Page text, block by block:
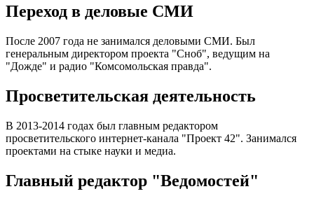
Переход в деловые СМИ
После 2007 года не занимался деловыми СМИ. Был
генеральным директором проекта "Сноб", ведущим на
"Дожде" и радио "Комсомольская правда".
Просветительская деятельность
В 2013-2014 годах был главным редактором
просветительского интернет-канала "Проект 42". Занимался
проектами на стыке науки и медиа.
Главный редактор "Ведомостей"